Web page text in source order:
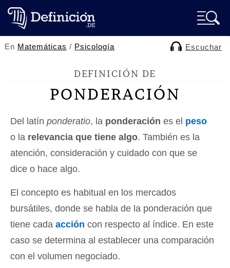
En Matemáticas / Psicología Escuchar
DEFINICIÓN DE
PONDERACIÓN
Del latín ponderatio, la ponderación es el peso
o la relevancia que tiene algo. También es la
atención, consideración y cuidado con que se
dice o hace algo.
El concepto es habitual en los mercados
bursátiles, donde se habla de la ponderación que
tiene cada acción con respecto al índice. En este
caso se determina al establecer una comparación
con el volumen negociado.